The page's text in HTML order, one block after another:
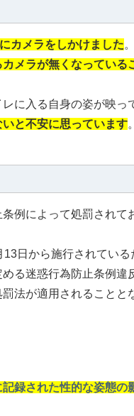
カメラをしかけました。
メラが無くなっている
に入る自身の姿が映っ
と不安に思っています。
例によって処罰されて
日から施行されている
る迷惑行為防止条例違
法が適用されることと
録された性的な姿態の